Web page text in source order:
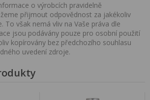
o výrobcích pravidelně
přijmout odpovědnost za jakékoliv
To však nemá vliv na Vaše práva dle
jsou podávány pouze pro osobní použití
kopírovány bez předchozího souhlasu
uvedení zdroje.